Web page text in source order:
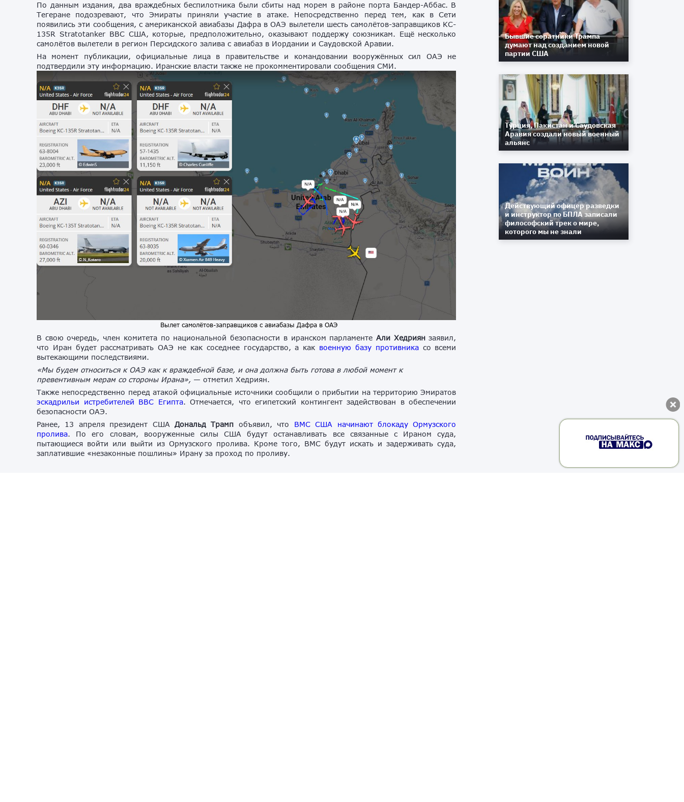
По данным издания, два враждебных беспилотника были сбиты над морем в районе порта Бандер-Аббас. В
Тегеране подозревают, что Эмираты приняли участие в атаке. Непосредственно перед тем, как в Сети
появились эти сообщения, с американской авиабазы Дафра в ОАЭ вылетели шесть самолётов-заправщиков KC-
135R Stratotanker ВВС США, которые, предположительно, оказывают поддержу союзникам. Ещё несколько
самолётов вылетели в регион Персидского залива с авиабаз в Иордании и Саудовской Аравии.
На момент публикации, официальные лица в правительстве и командовании вооружённых сил ОАЭ не
подтвердили эту информацию. Иранские власти также не прокомментировали сообщения СМИ.
Вылет самолётов-заправщиков с авиабазы Дафра в ОАЭ
В свою очередь, член комитета по национальной безопасности в иранском парламенте Али Хедриянзаявил,
что Иран будет рассматривать ОАЭ не как соседнее государство, а как военную базу противникасо всеми
вытекающими последствиями.
«Мы будем относиться к ОАЭ как к враждебной базе, и она должна быть готова в любой момент к
превентивным мерам со стороны Ирана», — отметил Хедриян.
Также непосредственно перед атакой официальные источники сообщили о прибытии на территорию Эмиратов
эскадрильи истребителей ВВС Египта. Отмечается, что египетский контингент задействован в обеспечении
безопасности ОАЭ.
Ранее, 13 апреля президент СШАДональд Трамп объявил, что ВМС США начинают блокаду Ормузского
пролива. По его словам, вооруженные силы США будут останавливать все связанные с Ираном суда,
пытающиеся войти или выйти из Ормузского пролива. Кроме того, ВМС будут искать и задерживать суда,
заплатившие «незаконные пошлины» Ирану за проход по проливу.
Бывшие соратники Трампа
думают над созданием новой
партии США
Турция, Пакистан и Саудовская
Аравия создали новый военный
альянс
Действующий офицер разведки
и инструктор по БПЛА записали
философский трек о мире,
которого мы не знали